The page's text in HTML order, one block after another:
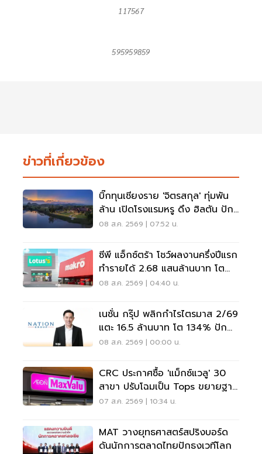
117567
595959859
ข่าวที่เกี่ยวข้อง
บิ๊กทุนเชียงราย 'จิตรสกุล' ทุ่มพัน
ล้าน เปิดโรงแรมหรู ดึง ฮิลตัน ปัก
หมุดแบรนด์ใหม่
08 ส.ค. 2569 | 07:52 น.
ซีพี แอ็กซ์ตร้า โชว์ผลงานครึ่งปีแรก
ทำรายได้ 2.68 แสนล้านบาท โต
3.6%
08 ส.ค. 2569 | 04:40 น.
เนชั่น กรุ๊ป พลิกกำไรไตรมาส 2/69
แตะ 16.5 ล้านบาท โต 134% ปัก
หมุดสู่ ‘มีเดียเทค’
08 ส.ค. 2569 | 00:00 น.
CRC ประกาศซื้อ 'แม็กซ์แวลู' 30
สาขา ปรับโฉมเป็น Tops ขยายฐาน
ลูกค้าเพิ่ม 9 แสนราย
07 ส.ค. 2569 | 10:34 น.
MAT วางยุทธศาสตร์สปริงบอร์ด
ดันนักการตลาดไทยปักธงเวทีโลก